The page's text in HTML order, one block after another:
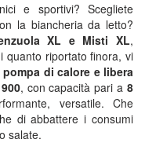
e sportivi? Scegliete
la biancheria da letto?
XL e Misti XL,
quanto riportato finora, vi
pompa di calore e libera
, con capacità pari a 8
versatile. Che
di abbattere i consumi
salate.